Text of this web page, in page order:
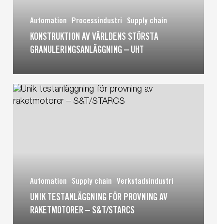
Automation Processindustri Supply chain
KONSTRUKTION AV VÄRLDENS STÖRSTA
GRANULERINGSANLÄGGNING – UHT
Unik
testanläggning
Automation Supply chain Verkstadsindustri
UNIK TESTANLÄGGNING FÖR PROVNING AV
RAKETMOTORER – S&T/STARCS